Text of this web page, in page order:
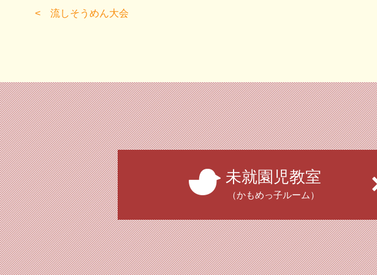
流しそうめん大会
未就園児教室
（かもめっ子ルーム）